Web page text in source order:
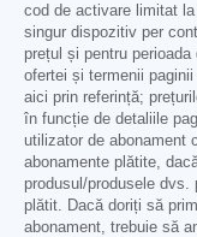
cod de activare limitat
singur dispozitiv per
prețul și pentru
ofertei și termenii
aici prin referință;
în funcție de detaliile
utilizator de abonament
abonamente plătite,
produsul/produsele dvs.
plătit. Dacă doriți să
abonament, trebuie să